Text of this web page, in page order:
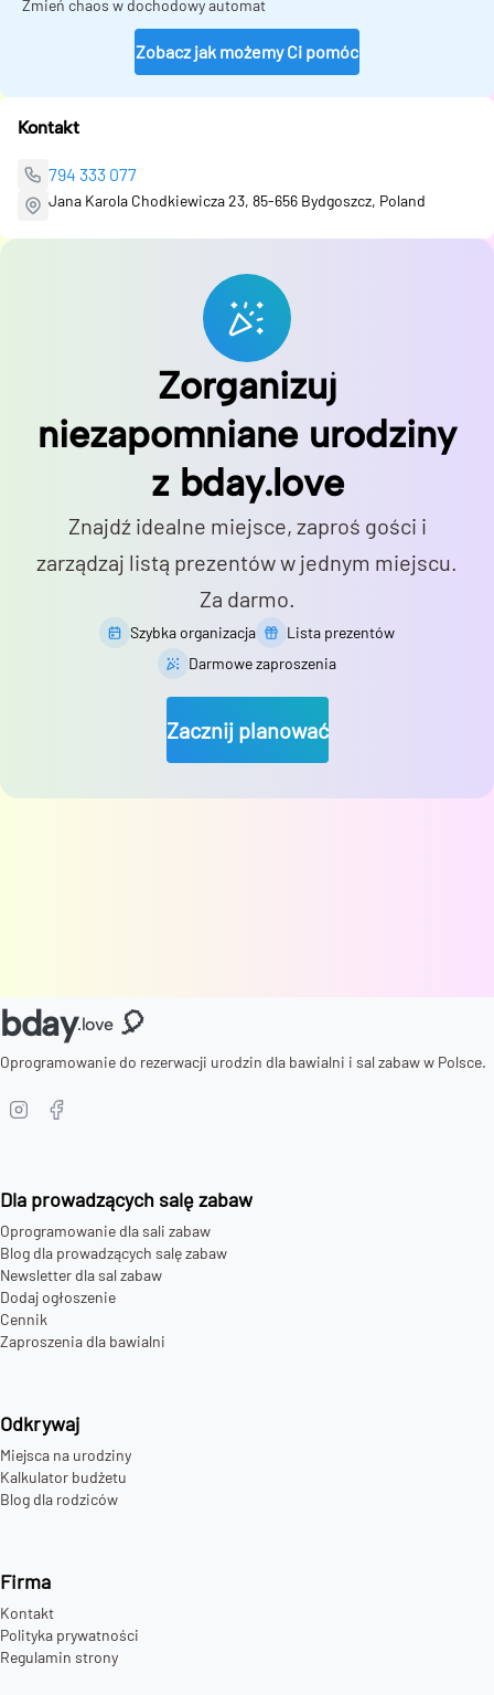
Zmień chaos w dochodowy automat
Zobacz jak możemy Ci pomóc
Kontakt
794 333 077
Jana Karola Chodkiewicza 23, 85-656 Bydgoszcz, Poland
Zorganizuj
niezapomniane urodziny
z bday.love
Znajdź idealne miejsce, zaproś gości i
zarządzaj listą prezentów w jednym miejscu.
Za darmo.
Szybka organizacja
Lista prezentów
Darmowe zaproszenia
Zacznij planować
bday.love 🎈
Oprogramowanie do rezerwacji urodzin dla bawialni i sal zabaw w Polsce.
Dla prowadzących salę zabaw
Oprogramowanie dla sali zabaw
Blog dla prowadzących salę zabaw
Newsletter dla sal zabaw
Dodaj ogłoszenie
Cennik
Zaproszenia dla bawialni
Odkrywaj
Miejsca na urodziny
Kalkulator budżetu
Blog dla rodziców
Firma
Kontakt
Polityka prywatności
Regulamin strony